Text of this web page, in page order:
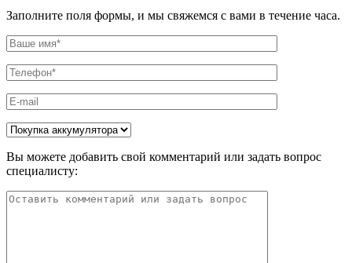
Заполните поля формы, и мы свяжемся с вами в течение часа.
Вы можете добавить свой комментарий или задать вопрос
специалисту: